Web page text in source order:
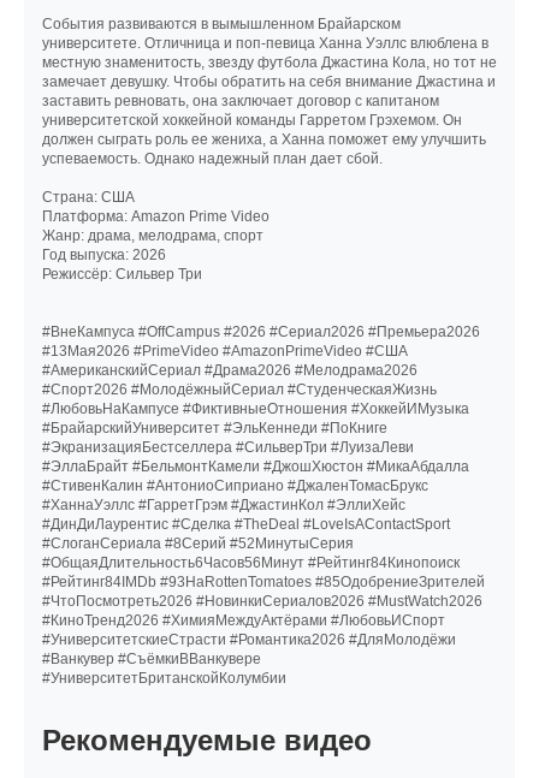
События развиваются в вымышленном Брайарском
университете. Отличница и поп-певица Ханна Уэллс влюблена в
местную знаменитость, звезду футбола Джастина Кола, но тот не
замечает девушку. Чтобы обратить на себя внимание Джастина и
заставить ревновать, она заключает договор с капитаном
университетской хоккейной команды Гарретом Грэхемом. Он
должен сыграть роль ее жениха, а Ханна поможет ему улучшить
успеваемость. Однако надежный план дает сбой.
Страна: США
Платформа: Amazon Prime Video
Жанр: драма, мелодрама, спорт
Год выпуска: 2026
Режиссёр: Сильвер Три
#ВнеКампуса #OffCampus #2026 #Сериал2026 #Премьера2026
#13Мая2026 #PrimeVideo #AmazonPrimeVideo #США
#АмериканскийСериал #Драма2026 #Мелодрама2026
#Спорт2026 #МолодёжныйСериал #СтуденческаяЖизнь
#ЛюбовьНаКампусе #ФиктивныеОтношения #ХоккейИМузыка
#БрайарскийУниверситет #ЭльКеннеди #ПоКниге
#ЭкранизацияБестселлера #СильверТри #ЛуизаЛеви
#ЭллаБрайт #БельмонтКамели #ДжошХюстон #МикаАбдалла
#СтивенКалин #АнтониоСиприано #ДжаленТомасБрукс
#ХаннаУэллс #ГарретГрэм #ДжастинКол #ЭллиХейс
#ДинДиЛаурентис #Сделка #TheDeal #LoveIsAContactSport
#СлоганСериала #8Серий #52МинутыСерия
#ОбщаяДлительность6Часов56Минут #Рейтинг84Кинопоиск
#Рейтинг84IMDb #93НаRottenTomatoes #85ОдобрениеЗрителей
#ЧтоПосмотреть2026 #НовинкиСериалов2026 #MustWatch2026
#КиноТренд2026 #ХимияМеждуАктёрами #ЛюбовьИСпорт
#УниверситетскиеСтрасти #Романтика2026 #ДляМолодёжи
#Ванкувер #СъёмкиВВанкувере
#УниверситетБританскойКолумбии
Рекомендуемые видео